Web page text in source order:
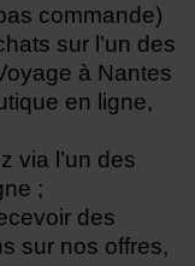
commande)
sur l’un des
à Nantes
en ligne,
via l’un des
;
des
sur nos offres,